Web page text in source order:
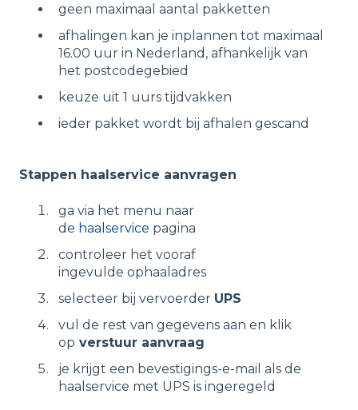
geen maximaal aantal pakketten
afhalingen kan je inplannen tot maximaal
16.00 uur in Nederland, afhankelijk van
het postcodegebied
keuze uit 1 uurs tijdvakken
ieder pakket wordt bij afhalen gescand
Stappen haalservice aanvragen
ga via het menu naar
de haalservice pagina
controleer het vooraf
ingevulde ophaaladres
selecteer bij vervoerder UPS
vul de rest van gegevens aan en klik
op verstuur aanvraag
je krijgt een bevestigings-e-mail als de
haalservice met UPS is ingeregeld